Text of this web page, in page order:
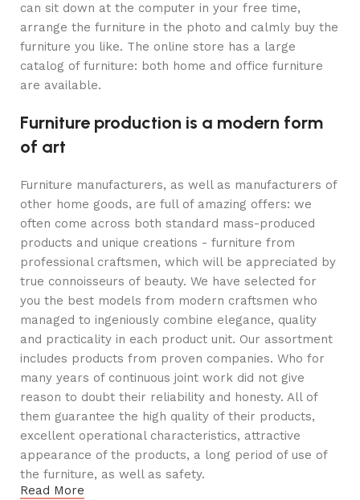
can sit down at the computer in your free time,
arrange the furniture in the photo and calmly buy the
furniture you like. The online store has a large
catalog of furniture: both home and office furniture
are available.
Furniture production is a modern form
of art
Furniture manufacturers, as well as manufacturers of
other home goods, are full of amazing offers: we
often come across both standard mass-produced
products and unique creations - furniture from
professional craftsmen, which will be appreciated by
true connoisseurs of beauty. We have selected for
you the best models from modern craftsmen who
managed to ingeniously combine elegance, quality
and practicality in each product unit. Our assortment
includes products from proven companies. Who for
many years of continuous joint work did not give
reason to doubt their reliability and honesty. All of
them guarantee the high quality of their products,
excellent operational characteristics, attractive
appearance of the products, a long period of use of
the furniture, as well as safety.
Read More